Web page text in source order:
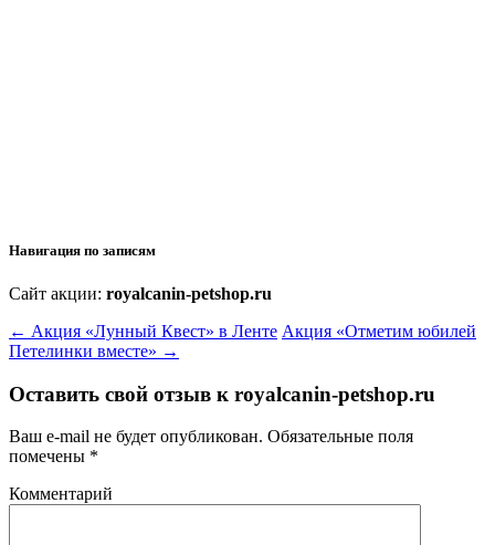
Навигация по записям
Сайт акции: royalcanin-petshop.ru
← Акция «Лунный Квест» в Ленте Акция «Отметим юбилей
Петелинки вместе» →
Оставить свой отзыв к royalcanin-petshop.ru
Ваш e-mail не будет опубликован. Обязательные поля
помечены *
Комментарий